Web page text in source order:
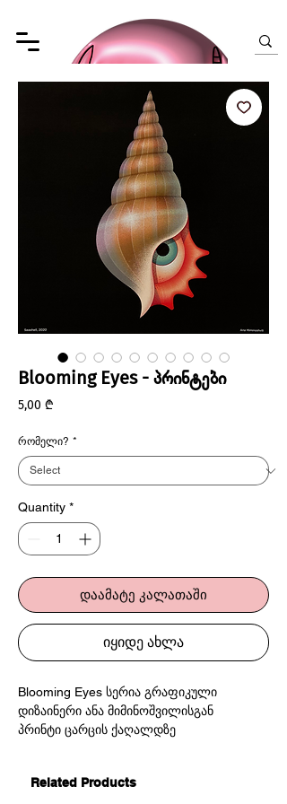
Blooming Eyes - პრინტები
5,00 ₾
რომელი? *
Quantity *
დაამატე კალათაში
იყიდე ახლა
Blooming Eyes სერია გრაფიკული
დიზაინერი ანა მიმინოშვილისგან
პრინტი ცარცის ქაღალდზე
ანა მიმინოშვილის სერია “Blooming Eyes” -
Related Products